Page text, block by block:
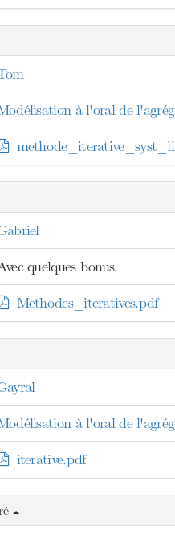
à l'oral de
quelques bonus.
Methodes_iteratives.pdf
à l'oral de
iterative.pdf